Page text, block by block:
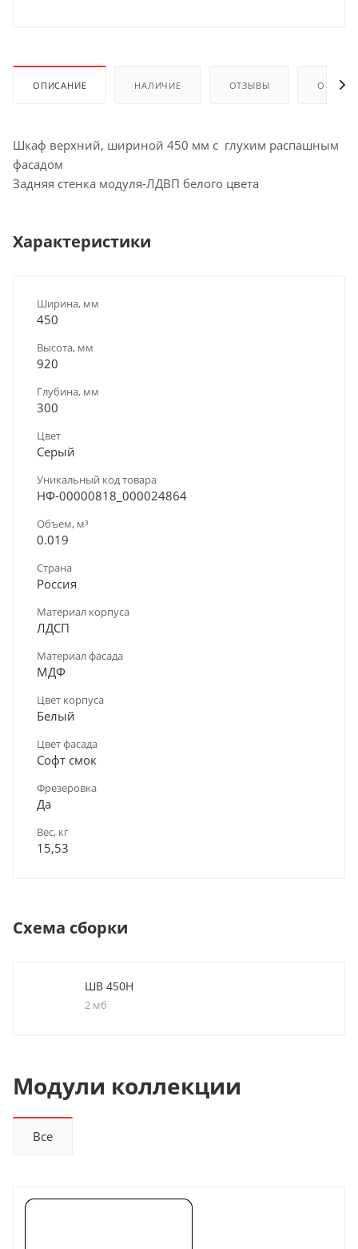
ОПИСАНИЕ НАЛИЧИЕ ОТЗЫВЫ ОПЛАТА
Шкаф верхний, шириной 450 мм с глухим распашным
фасадом
Задняя стенка модуля-ЛДВП белого цвета
Характеристики
Ширина, мм
450
Высота, мм
920
Глубина, мм
300
Цвет
Серый
Уникальный код товара
НФ-00000818_000024864
Объем, м³
0.019
Страна
Россия
Материал корпуса
ЛДСП
Материал фасада
МДФ
Цвет корпуса
Белый
Цвет фасада
Софт смок
Фрезеровка
Да
Вес, кг
15,53
Схема сборки
ШВ 450Н
2 мб
Модули коллекции
Все